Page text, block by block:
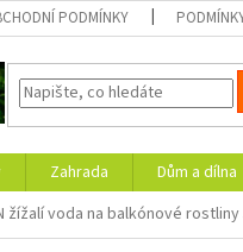
PODMÍNKY
Zahrada Dům a dílna
žížalí voda na balkónové rostliny